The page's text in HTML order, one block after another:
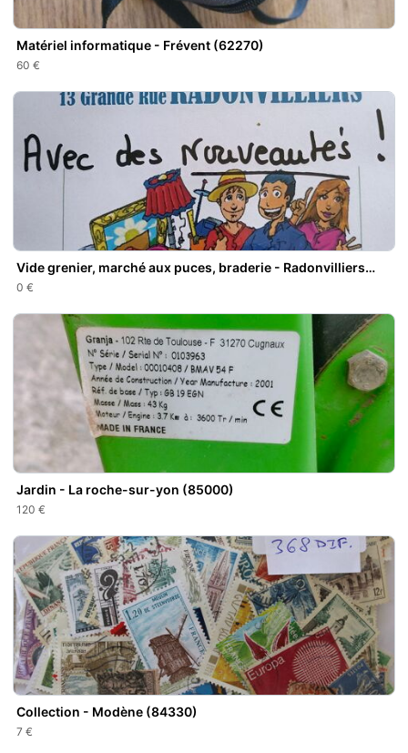
Matériel informatique - Frévent (62270)
60 €
Vide grenier, marché aux puces, braderie - Radonvilliers
(10500)
0 €
Jardin - La roche-sur-yon (85000)
120 €
Collection - Modène (84330)
7 €